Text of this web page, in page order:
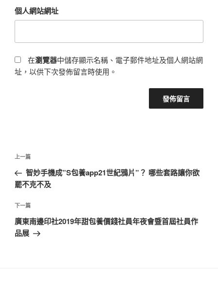
個人網站網址
在瀏覽器中儲存顯示名稱、電子郵件地址及個人網站網
址，以供下次發佈留言時使用。
文
導
覽
上
一
篇
章
上一篇
智妙手機成”S包養app21世紀鴉片”？ 哪些套路讓你欲
罷不克不及
下
一
篇
下一篇
廣東南邊印社2019年甜包養價錢社員年夜會暨首屆社員作
品展